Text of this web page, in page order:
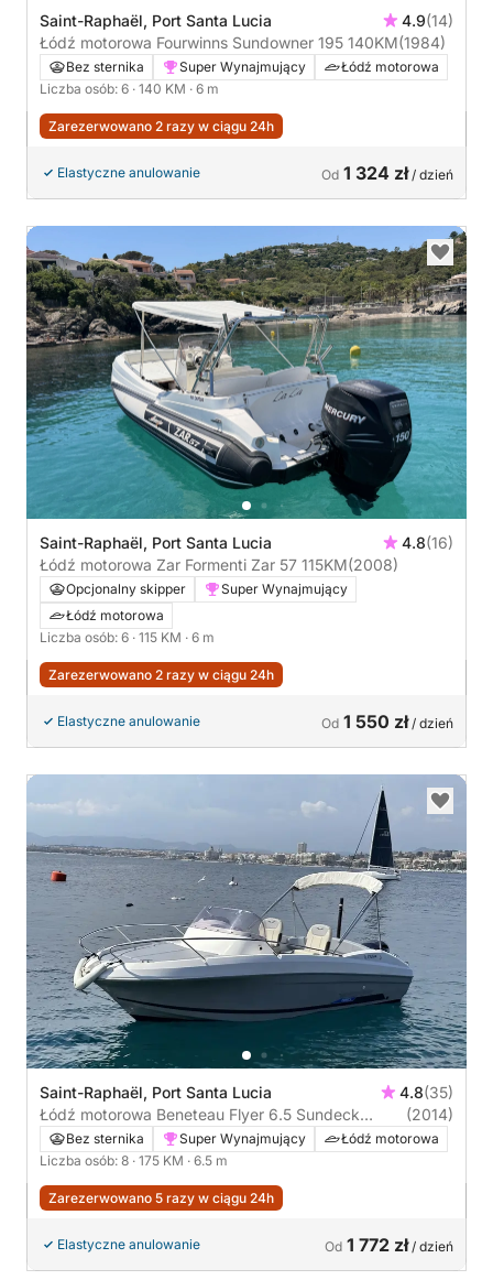
Saint-Raphaël, Port Santa Lucia 4.9(14)
Łódź motorowa Fourwinns Sundowner 195 140KM(1984)
Bez sternika Super Wynajmujący
Łódź motorowa
Liczba osób: 6 · 140 KM · 6 m
Zarezerwowano 2 razy w ciągu 24h
Elastyczne anulowanie Od 1 324 zł/ dzień
Saint-Raphaël, Port Santa Lucia 4.8(16)
Łódź motorowa Zar Formenti Zar 57 115KM(2008)
Opcjonalny skipper
Super Wynajmujący
Łódź motorowa
Liczba osób: 6 · 115 KM · 6 m
Zarezerwowano 2 razy w ciągu 24h
Elastyczne anulowanie Od 1 550 zł/ dzień
Saint-Raphaël, Port Santa Lucia 4.8(35)
Łódź motorowa Beneteau Flyer 6.5 Sundeck
175KM
(2014)
Bez sternika Super Wynajmujący
Łódź motorowa
Liczba osób: 8 · 175 KM · 6.5 m
Zarezerwowano 5 razy w ciągu 24h
Elastyczne anulowanie Od 1 772 zł/ dzień